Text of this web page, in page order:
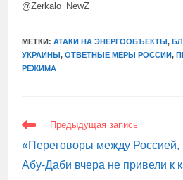
@Zerkalo_NewZ
МЕТКИ:АТАКИ НА ЭНЕРГООБЪЕКТЫ,
УКРАИНЫ, ОТВЕТНЫЕ МЕРЫ РОССИИ,
РЕЖИМА
ЕЩЕ
СТАТЬИ
Предыдущая запись
«Переговоры между
Абу-Даби вчера не привели к